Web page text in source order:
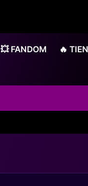
💥 FANDOM 🔥